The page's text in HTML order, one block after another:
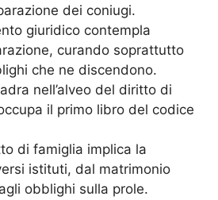
dei coniugi.
giuridico contempla
curando soprattutto
che ne discendono.
nell’alveo del diritto di
il primo libro del codice
di famiglia implica la
istituti, dal matrimonio
obblighi sulla prole.